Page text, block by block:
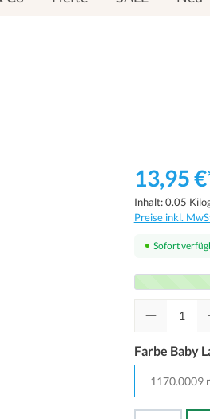
13,95
Inhalt:0.05
Preise inkl.
Sofort
Farbe Baby